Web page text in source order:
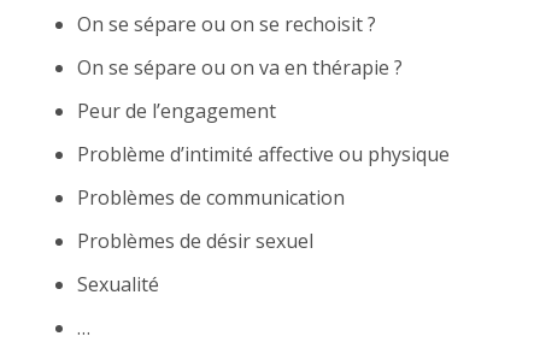
On se sépare ou on se rechoisit ?
On se sépare ou on va en thérapie ?
Peur de l’engagement
Problème d’intimité affective ou physique
Problèmes de communication
Problèmes de désir sexuel
Sexualité
…